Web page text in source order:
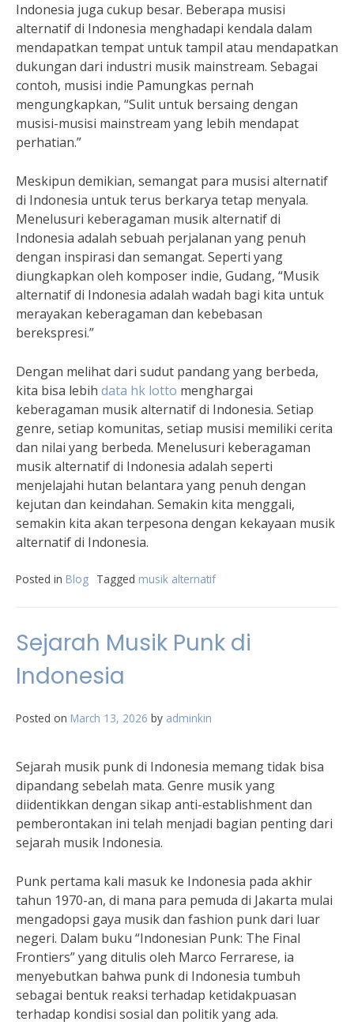
Indonesia juga cukup besar. Beberapa musisi
alternatif di Indonesia menghadapi kendala dalam
mendapatkan tempat untuk tampil atau mendapatkan
dukungan dari industri musik mainstream. Sebagai
contoh, musisi indie Pamungkas pernah
mengungkapkan, “Sulit untuk bersaing dengan
musisi-musisi mainstream yang lebih mendapat
perhatian.”
Meskipun demikian, semangat para musisi alternatif
di Indonesia untuk terus berkarya tetap menyala.
Menelusuri keberagaman musik alternatif di
Indonesia adalah sebuah perjalanan yang penuh
dengan inspirasi dan semangat. Seperti yang
diungkapkan oleh komposer indie, Gudang, “Musik
alternatif di Indonesia adalah wadah bagi kita untuk
merayakan keberagaman dan kebebasan
berekspresi.”
Dengan melihat dari sudut pandang yang berbeda,
kita bisa lebih data hk lotto menghargai
keberagaman musik alternatif di Indonesia. Setiap
genre, setiap komunitas, setiap musisi memiliki cerita
dan nilai yang berbeda. Menelusuri keberagaman
musik alternatif di Indonesia adalah seperti
menjelajahi hutan belantara yang penuh dengan
kejutan dan keindahan. Semakin kita menggali,
semakin kita akan terpesona dengan kekayaan musik
alternatif di Indonesia.
Posted in Blog Tagged musik alternatif
Sejarah Musik Punk di
Indonesia
Posted on March 13, 2026 by adminkin
Sejarah musik punk di Indonesia memang tidak bisa
dipandang sebelah mata. Genre musik yang
diidentikkan dengan sikap anti-establishment dan
pemberontakan ini telah menjadi bagian penting dari
sejarah musik Indonesia.
Punk pertama kali masuk ke Indonesia pada akhir
tahun 1970-an, di mana para pemuda di Jakarta mulai
mengadopsi gaya musik dan fashion punk dari luar
negeri. Dalam buku “Indonesian Punk: The Final
Frontiers” yang ditulis oleh Marco Ferrarese, ia
menyebutkan bahwa punk di Indonesia tumbuh
sebagai bentuk reaksi terhadap ketidakpuasan
terhadap kondisi sosial dan politik yang ada.